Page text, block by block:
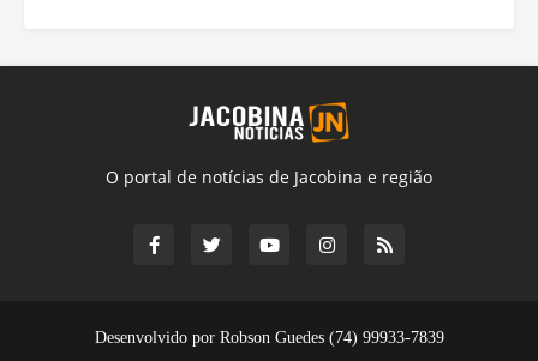
O portal de notícias de Jacobina e região
Desenvolvido por Robson Guedes (74) 99933-7839